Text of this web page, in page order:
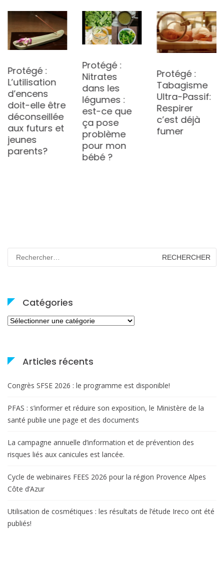
Protégé :
L’utilisation
d’encens
doit-elle être
déconseillée
aux futurs et
jeunes
parents?
Protégé :
Nitrates
dans les
légumes :
est-ce que
ça pose
problème
pour mon
bébé ?
Protégé :
Tabagisme
Ultra-Passif:
Respirer
c’est déjà
fumer
Rechercher :
Catégories
Catégories
Articles récents
Congrès SFSE 2026 : le programme est disponible!
PFAS : s’informer et réduire son exposition, le Ministère de la
santé publie une page et des documents
La campagne annuelle d’information et de prévention des
risques liés aux canicules est lancée.
Cycle de webinaires FEES 2026 pour la région Provence Alpes
Côte d’Azur
Utilisation de cosmétiques : les résultats de l’étude Ireco ont été
publiés!